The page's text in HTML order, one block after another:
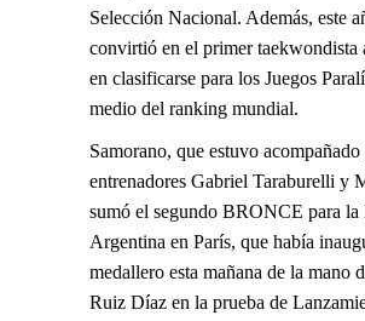
Selección Nacional. Además, este
convirtió en el primer taekwondista
en clasificarse para los Juegos
medio del ranking mundial.
Samorano, que estuvo
entrenadores Gabriel Taraburelli y
sumó el segundo BRONCE para la
Argentina en París, que había
medallero esta mañana de la mano
Ruiz Díaz en la prueba de